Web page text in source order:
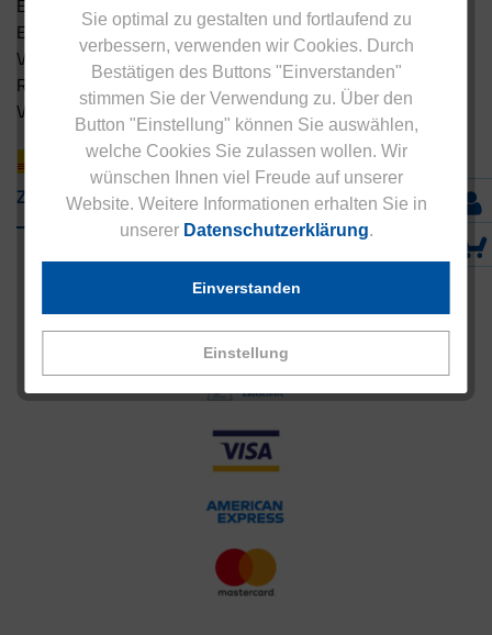
Sie optimal zu gestalten und fortlaufend zu
verbessern, verwenden wir Cookies. Durch
Bestätigen des Buttons "Einverstanden"
stimmen Sie der Verwendung zu. Über den
Button "Einstellung" können Sie auswählen,
welche Cookies Sie zulassen wollen. Wir
wünschen Ihnen viel Freude auf unserer
Website. Weitere Informationen erhalten Sie in
unserer Datenschutzerklärung.
Einstellung
Einverstanden
Eucell Ernährungscoach
Eucell Fitness Coach
Versandbedingungen
Rücksendung
Versandpartner innerhalb Deutschlands
Zahlungsarten